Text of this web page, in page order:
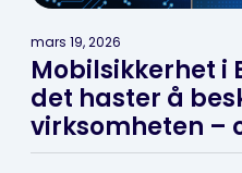
mars 19, 2026
Mobilsikkerhet i
det haster å
virksomheten –